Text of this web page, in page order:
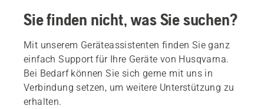
Sie finden nicht, was Sie suchen?
Mit unserem Geräteassistenten finden Sie ganz
einfach Support für Ihre Geräte von Husqvarna.
Bei Bedarf können Sie sich gerne mit uns in
Verbindung setzen, um weitere Unterstützung zu
erhalten.